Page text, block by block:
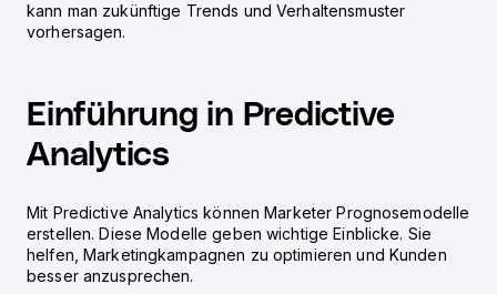
kann man zukünftige Trends und Verhaltensmuster
vorhersagen.
Einführung in Predictive
Analytics
Mit Predictive Analytics können Marketer Prognosemodelle
erstellen. Diese Modelle geben wichtige Einblicke. Sie
helfen, Marketingkampagnen zu optimieren und Kunden
besser anzusprechen.